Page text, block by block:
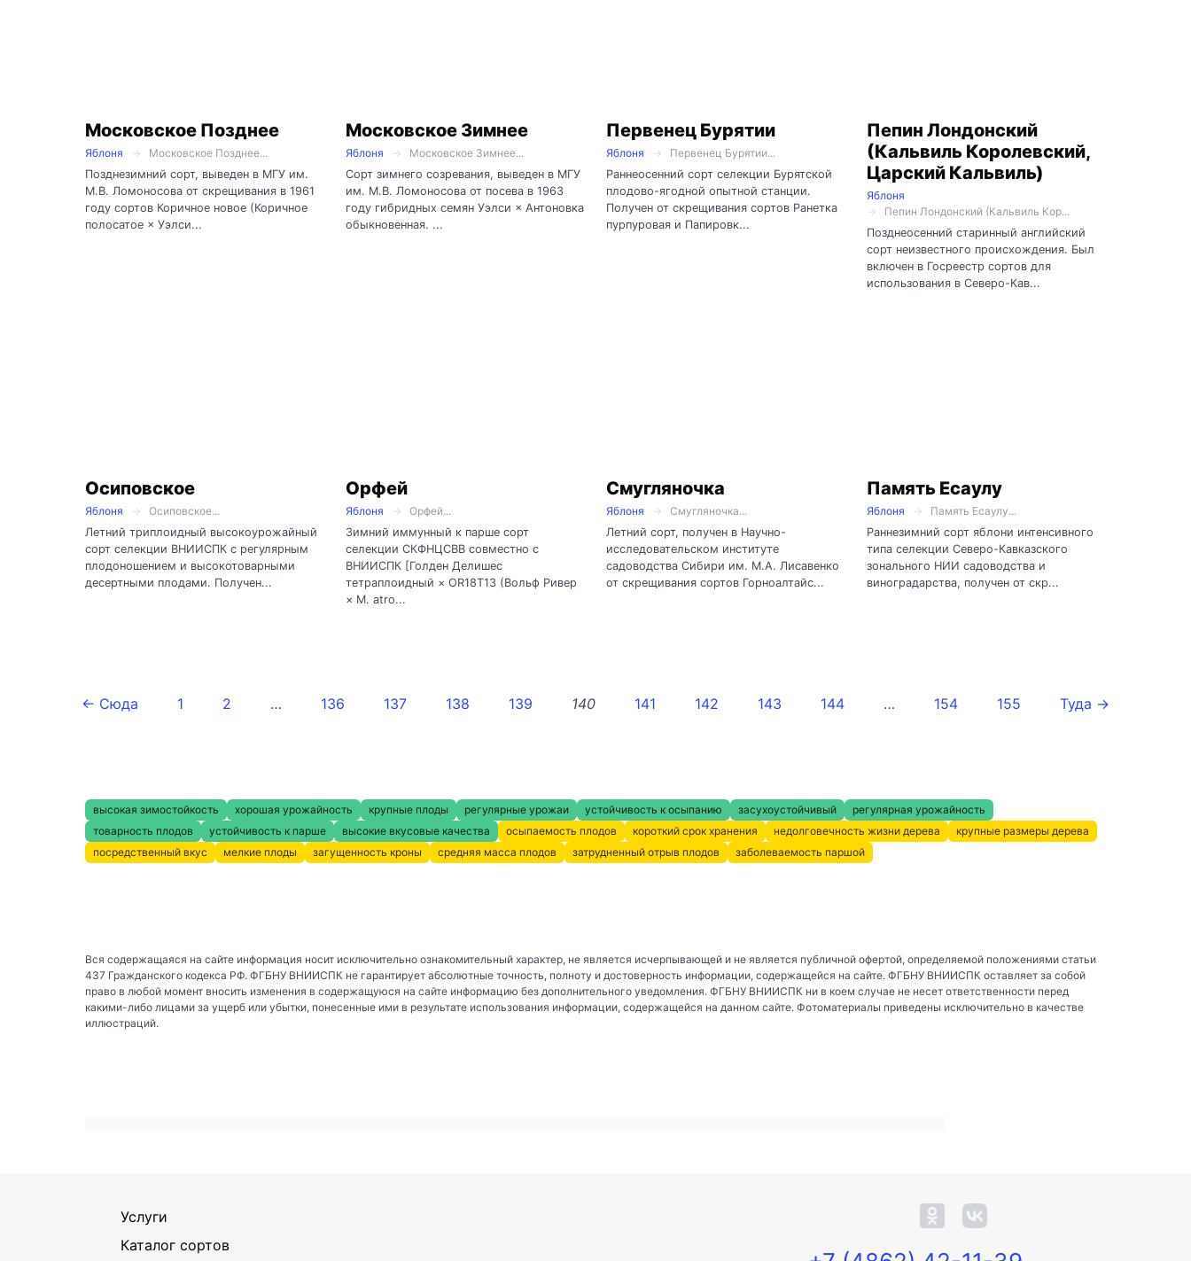
Московское Позднее
Яблоня
Московское Позднее...
Позднезимний сорт, выведен в МГУ им.
М.В. Ломоносова от скрещивания в 1961
году сортов Коричное новое (Коричное
полосатое × Уэлси...
Московское Зимнее
Яблоня
Московское Зимнее...
Сорт зимнего созревания, выведен в МГУ
им. М.В. Ломоносова от посева в 1963
году гибридных семян Уэлси × Антоновка
обыкновенная. ...
Первенец Бурятии
Яблоня
Первенец Бурятии...
Раннеосенний сорт селекции Бурятской
плодово-ягодной опытной станции.
Получен от скрещивания сортов Ранетка
пурпуровая и Папировк...
Пепин Лондонский
(Кальвиль Королевский,
Царский Кальвиль)
Яблоня
Пепин Лондонский (Кальвиль Кор...
Позднеосенний старинный английский
сорт неизвестного происхождения. Был
включен в Госреестр сортов для
использования в Северо-Кав...
Осиповское
Яблоня
Осиповское...
Летний триплоидный высокоурожайный
сорт селекции ВНИИСПК с регулярным
плодоношением и высокотоварными
десертными плодами. Получен...
Орфей
Яблоня
Орфей...
Зимний иммунный к парше сорт
селекции СКФНЦСВВ совместно с
ВНИИСПК [Голден Делишес
тетраплоидный × OR18T13 (Вольф Ривер
× M. atro...
Смугляночка
Яблоня
Смугляночка...
Летний сорт, получен в Научно-
исследовательском институте
садоводства Сибири им. М.А. Лисавенко
от скрещивания сортов Горноалтайс...
Память Есаулу
Яблоня
Память Есаулу...
Раннезимний сорт яблони интенсивного
типа селекции Северо-Кавказского
зонального НИИ садоводства и
виноградарства, получен от скр...
← Сюда 1 2 … 136 137 138 139 140 141 142 143 144 … 154 155 Туда →
высокая зимостойкость хорошая урожайность крупные плоды регулярные урожаи устойчивость к осыпанию засухоустойчивый
регулярная урожайность
товарность плодов
устойчивость к парше высокие вкусовые качества осыпаемость плодов короткий срок хранения недолговечность жизни дерева
крупные размеры дерева
посредственный вкус
мелкие плоды загущенность кроны средняя масса плодов затрудненный отрыв плодов заболеваемость паршой
Вся содержащаяся на сайте информация носит исключительно ознакомительный характер, не является исчерпывающей и не является публичной офертой, определяемой положениями статьи
437 Гражданского кодекса РФ. ФГБНУ ВНИИСПК не гарантирует абсолютные точность, полноту и достоверность информации, содержащейся на сайте. ФГБНУ ВНИИСПК оставляет за собой
право в любой момент вносить изменения в содержащуюся на сайте информацию без дополнительного уведомления. ФГБНУ ВНИИСПК ни в коем случае не несет ответственности перед
какими-либо лицами за ущерб или убытки, понесенные ими в результате использования информации, содержащейся на данном сайте. Фотоматериалы приведены исключительно в качестве
иллюстраций.
Услуги
Каталог сортов